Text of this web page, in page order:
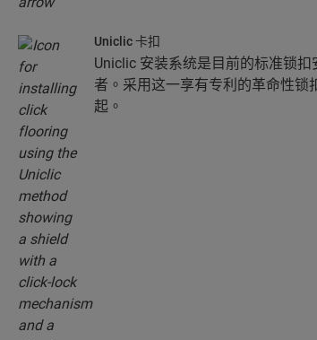
Uniclic 卡扣
Uniclic 安装系统是目前的标准锁
者。采用这一享有专利的革命性
起。